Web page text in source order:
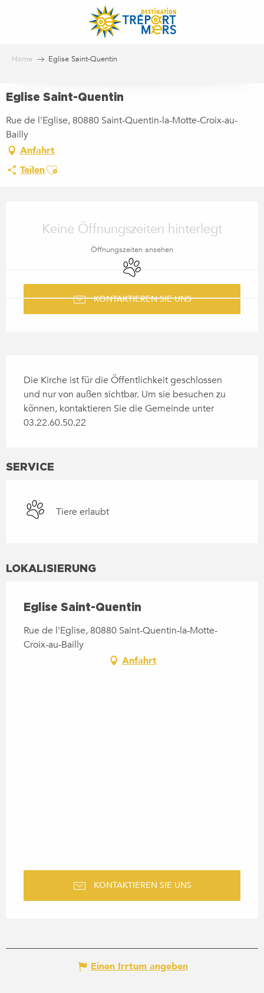
Home Eglise Saint-Quentin
Eglise Saint-Quentin
Rue de l'Eglise, 80880 Saint-Quentin-la-Motte-Croix-au-
Bailly
Anfahrt
TeilenAjouter aux favoris
Keine Öffnungszeiten hinterlegt
Öffnungszeiten ansehen
Tiere erlaubt
KONTAKTIEREN SIE UNS
Die Kirche ist für die Öffentlichkeit geschlossen
und nur von außen sichtbar. Um sie besuchen zu
können, kontaktieren Sie die Gemeinde unter
03.22.60.50.22
SERVICE
Tiere erlaubt
LOKALISIERUNG
Eglise Saint-Quentin
Rue de l'Eglise, 80880 Saint-Quentin-la-Motte-
Croix-au-Bailly
Anfahrt
KONTAKTIEREN SIE UNS
Einen Irrtum angeben